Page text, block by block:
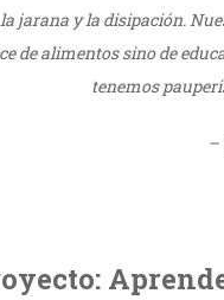
jarana y la disipación.
de alimentos sino de
tenemos